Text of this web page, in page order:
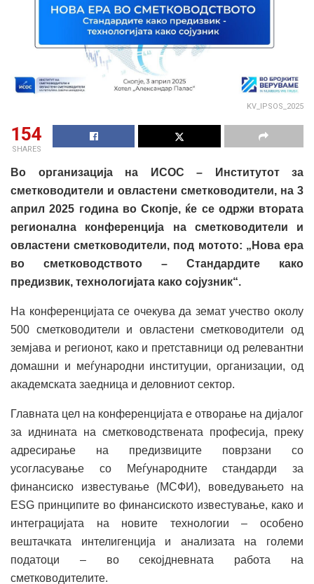
KV_IPSOS_2025
154
SHARES
Во организација на ИСОС – Институтот за
сметководители и овластени сметководители, на 3
април 2025 година во Скопје, ќе се одржи втората
регионална конференција на сметководители и
овластени сметководители, под мотото: „Нова ера
во сметководството – Стандардите како
предизвик, технологијата како сојузник“.
На конференцијата се очекува да земат учество околу
500 сметководители и овластени сметководители од
земјава и регионот, како и претставници од релевантни
домашни и меѓународни институции, организации, од
академската заедница и деловниот сектор.
Главната цел на конференцијата е отворање на дијалог
за иднината на сметководствената професија, преку
адресирање на предизвиците поврзани со
усогласување со Меѓународните стандарди за
финансиско известување (МСФИ), воведувањето на
ЕSG принципите во финансиското известување, како и
интеграцијата на новите технологии – особено
вештачката интелигенција и анализата на големи
податоци – во секојдневната работа на
сметководителите.